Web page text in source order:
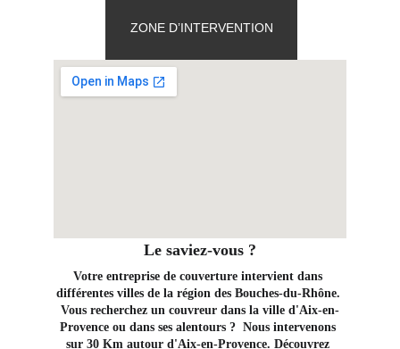
ZONE D’INTERVENTION
Le saviez-vous ?
Votre entreprise de couverture intervient dans
différentes villes de la région des Bouches-du-Rhône.
Vous recherchez un couvreur dans la ville d'Aix-en-
Provence ou dans ses alentours ?  Nous intervenons
sur 30 Km autour d'Aix-en-Provence. Découvrez